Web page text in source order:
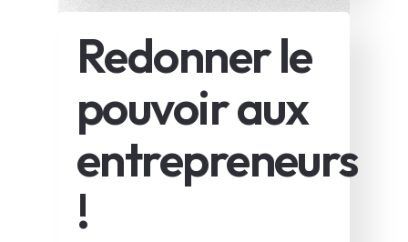
Redonner le
pouvoir aux
entrepreneurs
!